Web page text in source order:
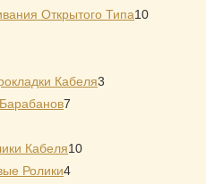
товаров
Открытого Типа1010
Кабеля3
7
Кабеля1010
Ролики44